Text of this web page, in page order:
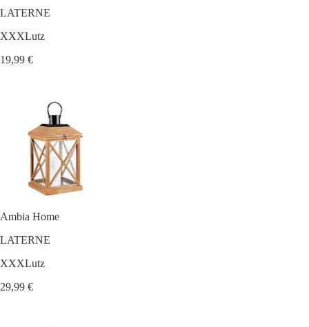
LATERNE
XXXLutz
19,99 €
Ambia Home
LATERNE
XXXLutz
29,99 €